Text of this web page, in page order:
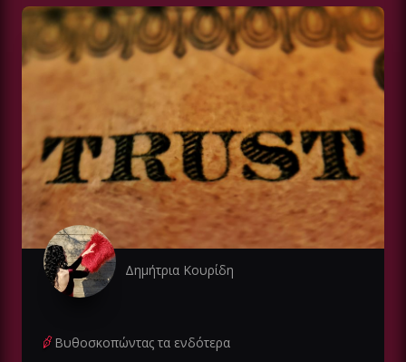
Δημήτρια Κουρίδη
Βυθοσκοπώντας τα ενδότερα